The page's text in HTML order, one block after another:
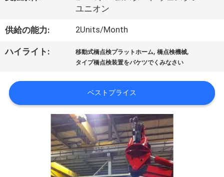
工
場
旅
品
ユニオン
供給の能力: 2Units/Month
ハイライト: 移動式橋点検プラットホーム,橋点検機械,
タイプ橋点検装置をバケツでくみなさい
ベストプライス